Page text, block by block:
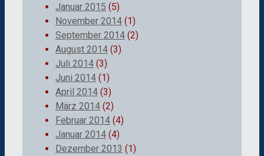
Januar 2015 (5)
November 2014 (1)
September 2014 (2)
August 2014 (3)
Juli 2014 (3)
Juni 2014 (1)
April 2014 (3)
März 2014 (2)
Februar 2014 (4)
Januar 2014 (4)
Dezember 2013 (1)